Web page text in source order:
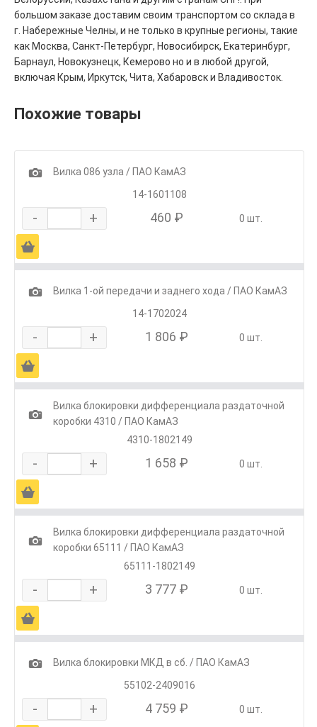
большом заказе доставим своим транспортом со склада в
г. Набережные Челны, и не только в крупные регионы, такие
как Москва, Санкт-Петербург, Новосибирск, Екатеринбург,
Барнаул, Новокузнецк, Кемерово но и в любой другой,
включая Крым, Иркутск, Чита, Хабаровск и Владивосток.
Похожие товары
1
Вилка 086 узла / ПАО КамАЗ
14-1601108
- + 460 ₽ 0 шт.
Ä
1
Вилка 1-ой передачи и заднего хода / ПАО КамАЗ
14-1702024
- + 1 806 ₽ 0 шт.
Ä
1
Вилка блокировки дифференциала раздаточной
коробки 4310 / ПАО КамАЗ
4310-1802149
- + 1 658 ₽ 0 шт.
Ä
1
Вилка блокировки дифференциала раздаточной
коробки 65111 / ПАО КамАЗ
65111-1802149
- + 3 777 ₽ 0 шт.
Ä
1
Вилка блокировки МКД в сб. / ПАО КамАЗ
55102-2409016
- + 4 759 ₽ 0 шт.